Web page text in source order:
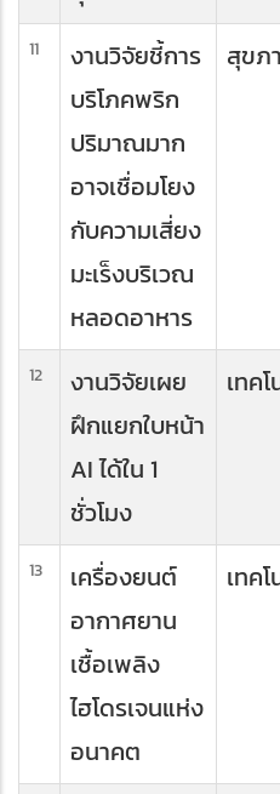
11
งานวิจัยชี้การ
บริโภคพริก
ปริมาณมาก
อาจเชื่อมโยง
กับความเสี่ยง
มะเร็งบริเวณ
หลอดอาหาร
สุขภ
12
งานวิจัยเผย
ฝึกแยกใบหน้า
AI ได้ใน 1
ชั่วโมง
เทค
13
เครื่องยนต์
อากาศยาน
เชื้อเพลิง
ไฮโดรเจนแห่ง
อนาคต
เทค